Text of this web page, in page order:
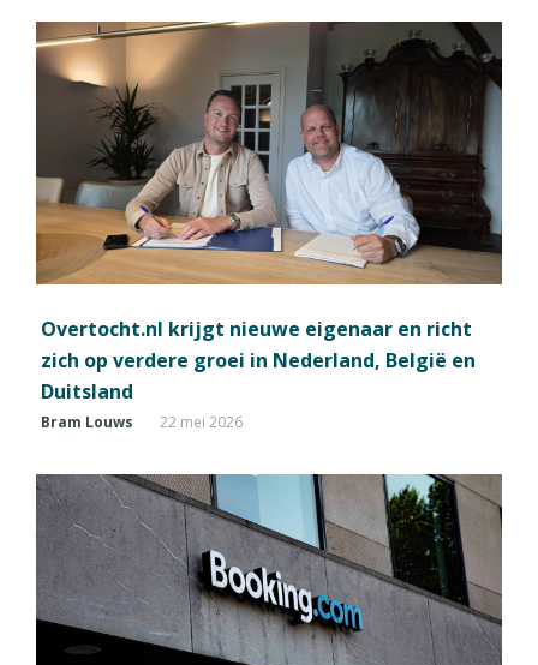
Overtocht.nl krijgt nieuwe eigenaar en richt
zich op verdere groei in Nederland, België en
Duitsland
Bram Louws 22 mei 2026